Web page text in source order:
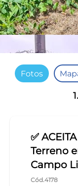
Fotos
✅
Terreno
Campo
Cód.4178